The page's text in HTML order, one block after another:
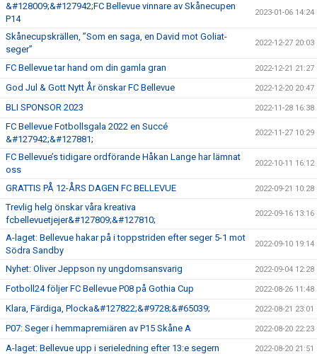
&#128009;&#127942;FC Bellevue vinnare av Skånecupen
P14
2023-01-06 14:24
Skånecupskrällen, ”Som en saga, en David mot Goliat-
seger”
2022-12-27 20:03
FC Bellevue tar hand om din gamla gran 2022-12-21 21:27
God Jul & Gott Nytt År önskar FC Bellevue 2022-12-20 20:47
BLI SPONSOR 2023 2022-11-28 16:38
FC Bellevue Fotbollsgala 2022 en Succé
&#127942;&#127881;
2022-11-27 10:29
FC Bellevue’s tidigare ordförande Håkan Lange har lämnat
oss
2022-10-11 16:12
GRATTIS PÅ 12-ÅRS DAGEN FC BELLEVUE 2022-09-21 10:28
Trevlig helg önskar våra kreativa
fcbellevuetjejer&#127809;&#127810;
2022-09-16 13:16
A-laget: Bellevue hakar på i toppstriden efter seger 5-1 mot
Södra Sandby
2022-09-10 19:14
Nyhet: Oliver Jeppson ny ungdomsansvarig 2022-09-04 12:28
Fotboll24 följer FC Bellevue P08 på Gothia Cup 2022-08-26 11:48
Klara, Färdiga, Plocka&#127822;&#9728;&#65039; 2022-08-21 23:01
P07: Seger i hemmapremiären av P15 Skåne A 2022-08-20 22:23
A-laget: Bellevue upp i serieledning efter 13:e segern 2022-08-20 21:51